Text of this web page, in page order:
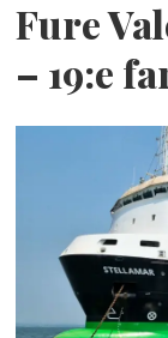
Fure
– 19:e